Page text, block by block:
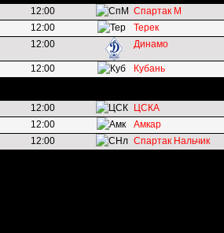
12:00
Спартак М
12:00
Терек
12:00
Динамо
12:00
Кубань
12:00
ЦСКА
12:00
Амкар
12:00
Спартак Нальчик